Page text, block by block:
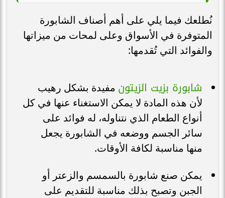
نُطلعك فيما يلي على أهم أصناف الشابورة
المتوفرة في الأسواق وعلى لمحات من ميزاتها
والفوائد التي تُقدمها:
شابورة بزيت الزيتون مفيدة بشكل رهيب
لأن هذه المادة لا يمكن الاستغناء عنها في كل
أنواع الطعام الذي نتناوله، له فوائد على
سائر الجسم ووضعه في الشابورة يجعل
منها مناسبة لكافة الأوقات.
يمكن صنع شابورة بالسمسم والزعتر أو
الجبن وتصبح بذلك مناسبة للتقديم على